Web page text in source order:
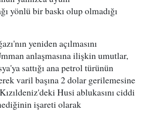
yönlü bir baskı olup olmadığı
yeniden açılmasını
anlaşmasına ilişkin umutlar,
sattığı ana petrol türünün
varil başına 2 dolar gerilemesine
Husi ablukasını ciddi
işareti olarak